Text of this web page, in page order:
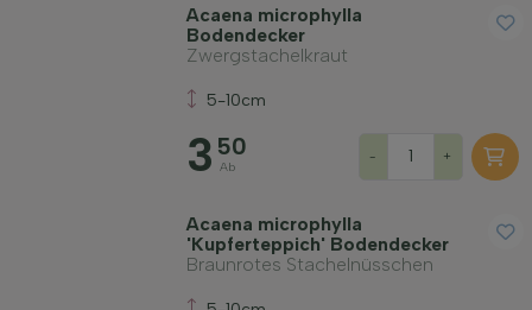
Acaena microphylla
Bodendecker
Zwergstachelkraut
5-10cm
3 50
Ab
- +
Acaena microphylla
'Kupferteppich' Bodendecker
Braunrotes Stachelnüsschen